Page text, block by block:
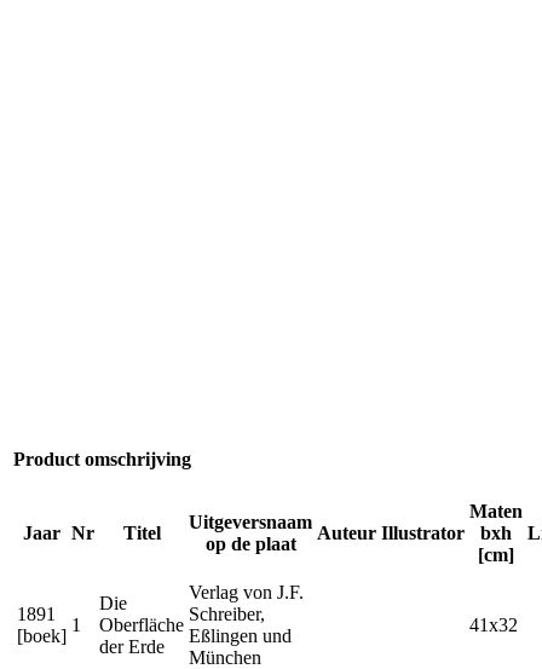
Product omschrijving
Jaar Nr Titel
Uitgeversnaam
op de plaat
Auteur Illustrator
Maten
bxh
[cm]
1891
[boek]
1
Die
Oberfläche
der Erde
Verlag von J.F.
Schreiber,
Eßlingen und
München
41x32